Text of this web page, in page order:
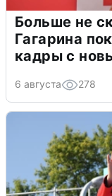
Больше не
Гагарина
кадры с
6 августа 278